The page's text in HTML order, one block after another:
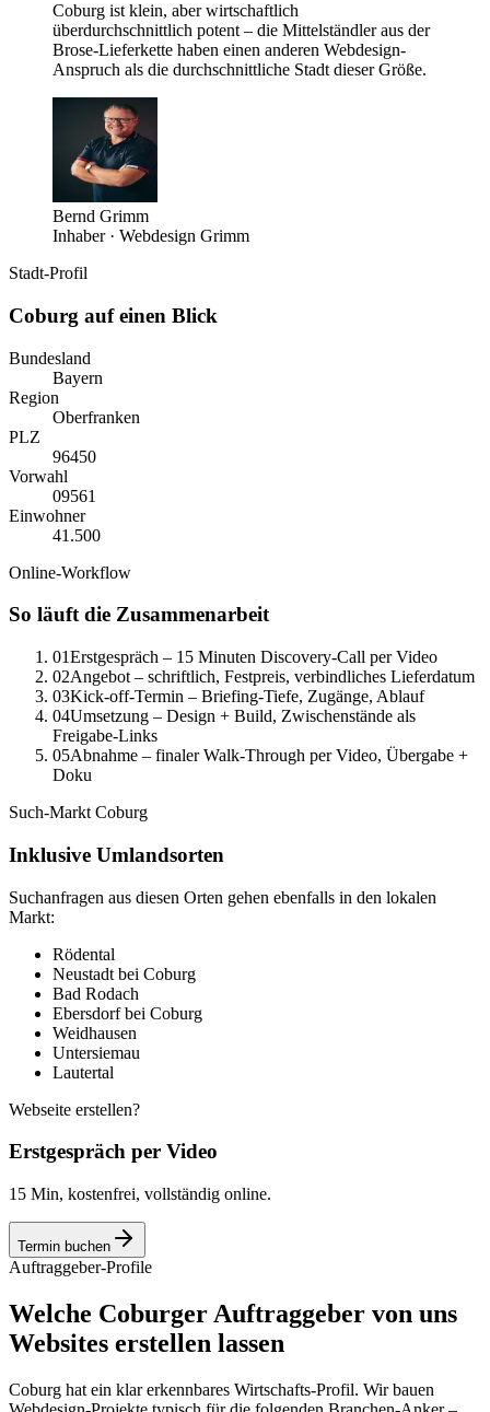
Coburg ist klein, aber wirtschaftlich
überdurchschnittlich potent – die Mittelständler aus der
Brose-Lieferkette haben einen anderen Webdesign-
Anspruch als die durchschnittliche Stadt dieser Größe.
Bernd Grimm
Inhaber · Webdesign Grimm
Stadt-Profil
Coburg auf einen Blick
Bundesland
Bayern
Region
Oberfranken
PLZ
96450
Vorwahl
09561
Einwohner
41.500
Online-Workflow
So läuft die Zusammenarbeit
01Erstgespräch – 15 Minuten Discovery-Call per Video
02Angebot – schriftlich, Festpreis, verbindliches Lieferdatum
03Kick-off-Termin – Briefing-Tiefe, Zugänge, Ablauf
04Umsetzung – Design + Build, Zwischenstände als
Freigabe-Links
05Abnahme – finaler Walk-Through per Video, Übergabe +
Doku
Such-Markt Coburg
Inklusive Umlandsorten
Suchanfragen aus diesen Orten gehen ebenfalls in den lokalen
Markt:
Rödental
Neustadt bei Coburg
Bad Rodach
Ebersdorf bei Coburg
Weidhausen
Untersiemau
Lautertal
Webseite erstellen?
Erstgespräch per Video
15 Min, kostenfrei, vollständig online.
Termin buchen
Auftraggeber-Profile
Welche Coburger Auftraggeber von uns
Websites erstellen lassen
Coburg hat ein klar erkennbares Wirtschafts-Profil. Wir bauen